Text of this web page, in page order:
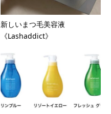
新しいまつ毛美容液
《Lashaddict》